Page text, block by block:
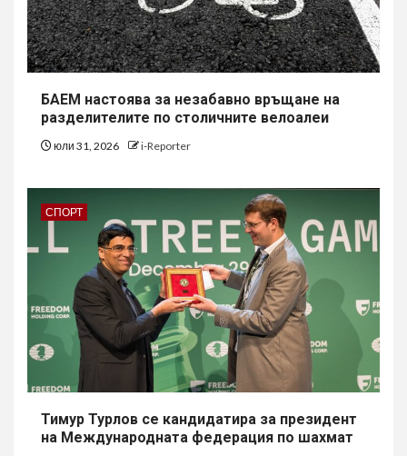
БАЕМ настоява за незабавно връщане на
разделителите по столичните велоалеи
юли 31, 2026 i-Reporter
СПОРТ
Тимур Турлов се кандидатира за президент
на Международната федерация по шахмат